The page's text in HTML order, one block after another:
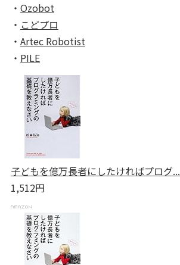
・ Ozobot
・ こどプロ
・ Artec Robotist
・ PILE
子どもを億万長者にしたければプログ...
1,512円